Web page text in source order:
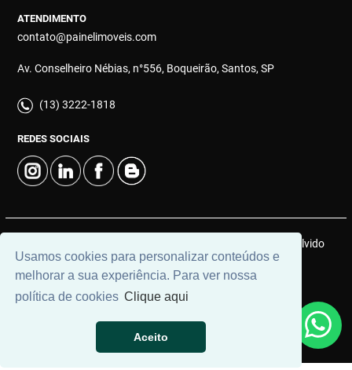
Usamos cookies para personalizar conteúdos e
melhorar a sua experiência. Para ver nossa
política de cookies Clique aqui
Aceito
ATENDIMENTO
contato@painelimoveis.com
Av. Conselheiro Nébias, n°556, Boqueirão, Santos, SP
(13) 3222-1818
REDES SOCIAIS
© 2026 | Painel Connect Imóveis | CRECI: 12910-J | Desenvolvido
porUniversal Software.